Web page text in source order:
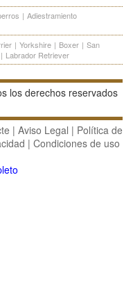
| Adiestramiento
| Yorkshire | Boxer | San
| Labrador Retriever
los derechos reservados
| Aviso Legal | Política de
| Condiciones de uso